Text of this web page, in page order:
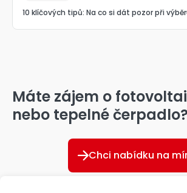
10 klíčových tipů: Na co si dát pozor při
Máte zájem o
nebo tepelné čerpadlo?
Chci nabídku na